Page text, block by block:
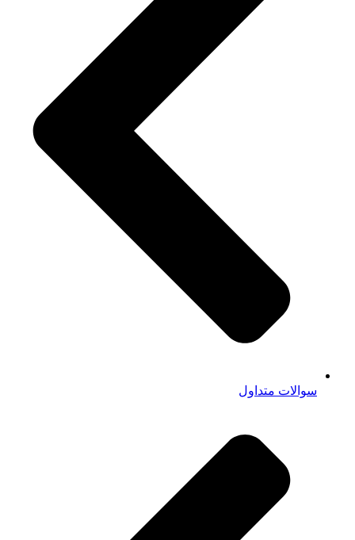
سوالات متداول